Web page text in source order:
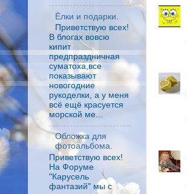
Ёлки и подарки.
Приветствую всех!
В блогах вовсю
кипит
предпраздничная
суматоха,все
показывают
новогодние
рукоделки, а у меня
всё ещё красуется
морской ме...
Обложка для
фотоальбома.
Приветствую всех!
На Форуме
"Карусель
фантазий" мы с